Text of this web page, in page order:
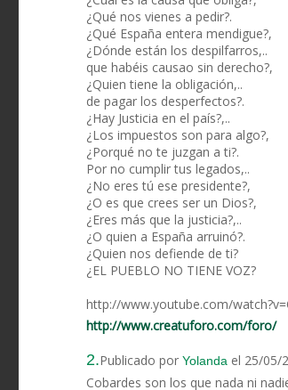
¿Qué nos vienes a pedir?.
¿Qué España entera mendigue?,
¿Dónde están los despilfarros,..
que habéis causao sin derecho?,
¿Quien tiene la obligación,..
de pagar los desperfectos?.
¿Hay Justicia en el país?,..
¿Los impuestos son para algo?,
¿Porqué no te juzgan a ti?.
Por no cumplir tus legados,..
¿No eres tú ese presidente?,
¿O es que crees ser un Dios?,
¿Eres más que la justicia?,..
¿O quien a España arruinó?.
¿Quien nos defiende de ti?
¿EL PUEBLO NO TIENE VOZ?
http://www.youtube.com/
http://www.creatuforo.com/foro/
2.Publicado por Yolanda el 25/05/
Cobardes son los que nada ni